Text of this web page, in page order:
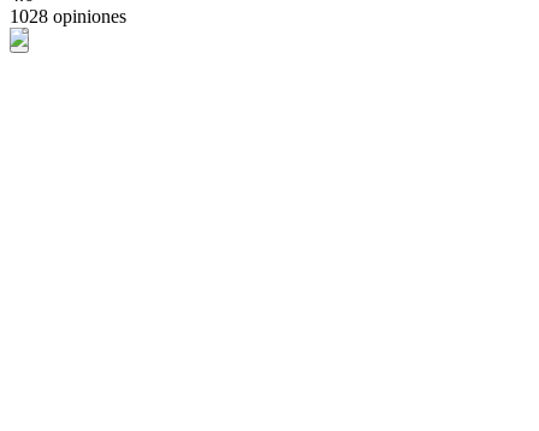
1028 opiniones